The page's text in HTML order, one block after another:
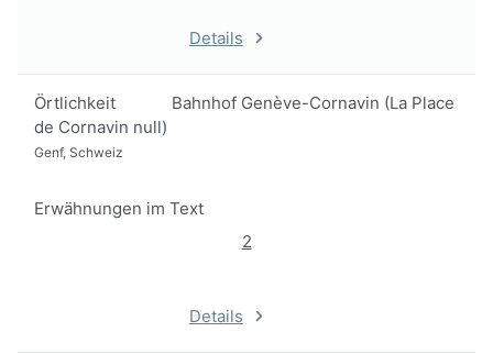
Details
Örtlichkeit
Bahnhof Genève-Cornavin (La Place
de Cornavin null)
Genf, Schweiz
Erwähnungen im Text
2
Details